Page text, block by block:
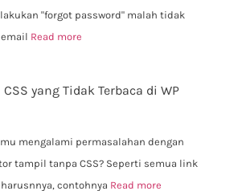
"forgot password" malah tidak
Read more
yang Tidak Terbaca di WP
mengalami permasalahan dengan
tampil tanpa CSS? Seperti semua link
contohnya Read more